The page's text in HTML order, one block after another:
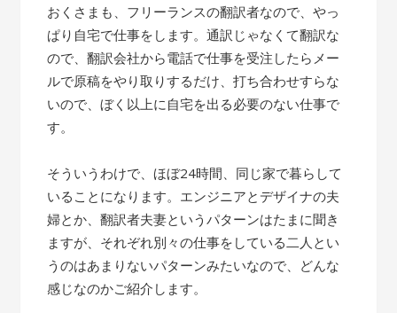
おくさまも、フリーランスの翻訳者なので、やっ
ぱり自宅で仕事をします。通訳じゃなくて翻訳な
ので、翻訳会社から電話で仕事を受注したらメー
ルで原稿をやり取りするだけ、打ち合わせすらな
いので、ぼく以上に自宅を出る必要のない仕事で
す。
そういうわけで、ほぼ24時間、同じ家で暮らして
いることになります。エンジニアとデザイナの夫
婦とか、翻訳者夫妻というパターンはたまに聞き
ますが、それぞれ別々の仕事をしている二人とい
うのはあまりないパターンみたいなので、どんな
感じなのかご紹介します。